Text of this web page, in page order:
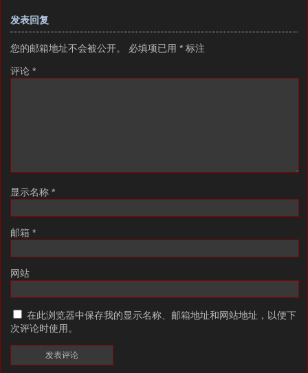
发表回复
您的邮箱地址不会被公开。 必填项已用 * 标注
评论 *
显示名称 *
邮箱 *
网站
在此浏览器中保存我的显示名称、邮箱地址和网站地址，以便下
次评论时使用。